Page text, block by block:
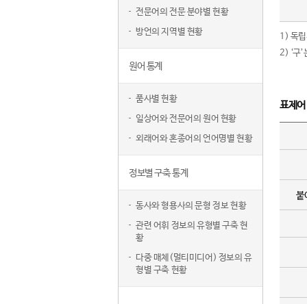
전문어의 전문 분야별 현황
방언의 지역별 현황
원어 통계
품사별 현황
일상어와 전문어의 원어 현황
외래어와 혼종어의 언어명별 현황
정보별 구축 통계
동사와 형용사의 문형 정보 현황
관련 어휘 정보의 유형별 구축 현
황
다중 매체(멀티미디어) 정보의 유
형별 구축 현황
1) 독립
2) ‘구
표제
붙